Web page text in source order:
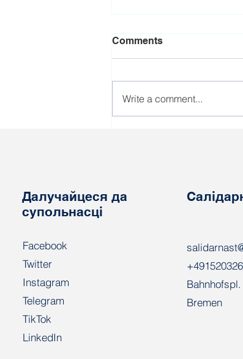
Comments
Write a comment...
Далучайцеся да
супольнасці
Facebook
Twitter
Instagram
Telegram
TikTok
LinkedIn
Bremen